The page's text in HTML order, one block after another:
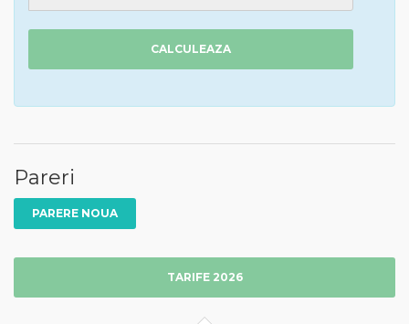
CALCULEAZA
Pareri
PARERE NOUA
TARIFE 2026